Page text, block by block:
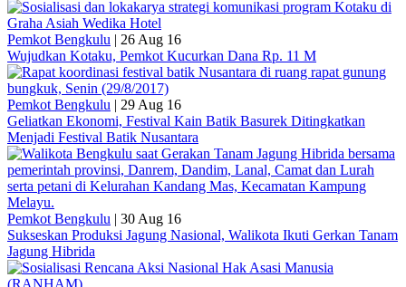
Pemkot Bengkulu | 26 Aug 16
Wujudkan Kotaku, Pemkot Kucurkan Dana Rp. 11 M
Pemkot Bengkulu | 29 Aug 16
Geliatkan Ekonomi, Festival Kain Batik Basurek Ditingkatkan
Menjadi Festival Batik Nusantara
Pemkot Bengkulu | 30 Aug 16
Sukseskan Produksi Jagung Nasional, Walikota Ikuti Gerkan Tanam
Jagung Hibrida